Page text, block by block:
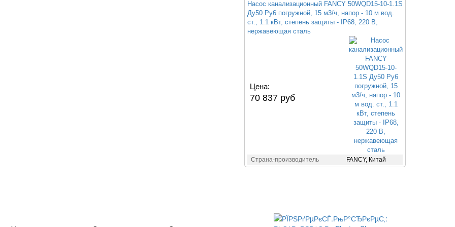
Насос канализационный FANCY 50WQD15-10-1.1S
Ду50 Ру6 погружной, 15 м3/ч, напор - 10 м вод.
ст., 1.1 кВт, степень защиты - IP68, 220 В,
нержавеющая сталь
Цена:
70 837 руб
Страна-производитель FANCY, Китай